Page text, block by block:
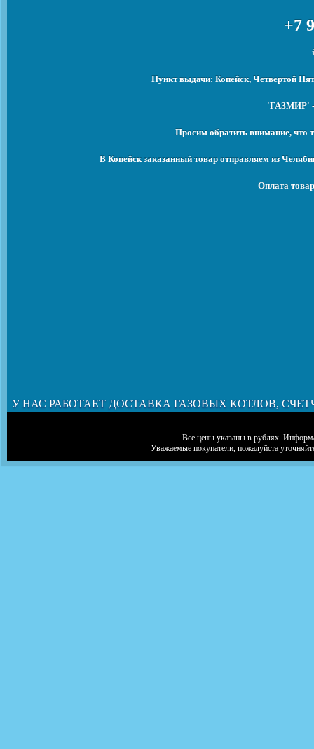
+7
Пункт выдачи: Копейск, Четвертой
'ГАЗМИР' -
Просим обратить внимание, что
В Копейск заказанный товар отправляем из
Оплата
У НАС РАБОТАЕТ ДОСТАВКА ГАЗОВЫХ КОТЛОВ,
Все цены указаны в рублях.
Уважаемые покупатели, пожалуйста